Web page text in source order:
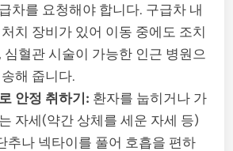
차를 요청해야 합니다. 구급차 내
치 장비가 있어 이동 중에도 조치
심혈관 시술이 가능한 인근 병원으
해 줍니다.
안정 취하기: 환자를 눕히거나 가
자세(약간 상체를 세운 자세 등)
추나 넥타이를 풀어 호흡을 편하